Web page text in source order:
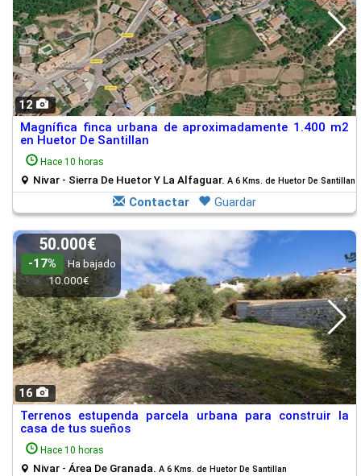
12
Magnífica finca urbana de aproximadamente 1.400 m2
en Huetor De Santillan
Hace 10 horas
Nivar - Sierra De Huetor Y La Alfaguar. A 6 Kms. de Huetor De Santillan
Contactar Guardar
16
50.000€
-17%
Ha bajado
10.000€
Terrenos estupenda parcela urbana para construir la
casa de tus sueños
Hace 10 horas
Nivar - Área De Granada. A 6 Kms. de Huetor De Santillan